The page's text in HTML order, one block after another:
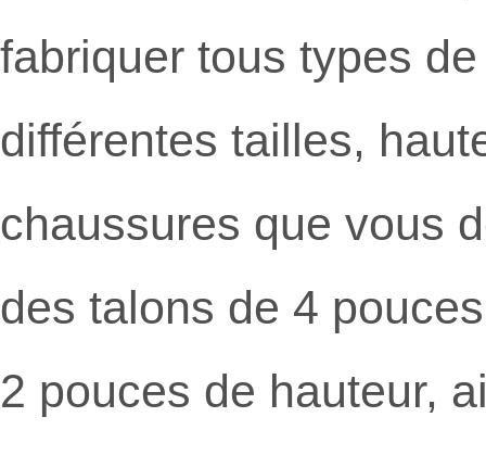
fabriquer tous types
différentes tailles,
chaussures que vous
des talons de 4
2 pouces de hauteur,